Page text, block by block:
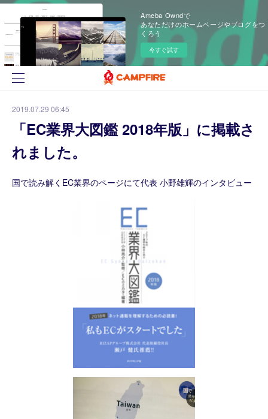
Ameba Owndで
あなただけのホームページやブログをつ
くろう
今すぐ試す
2019.07.29 06:45
「EC業界大図鑑 2018年版」に掲載さ
れました。
国で読み解くEC業界のページにて代表 小野雄輝のインタビュー